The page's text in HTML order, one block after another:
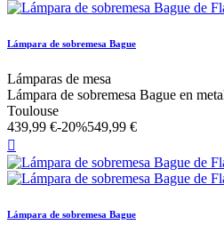
Lámpara de sobremesa Bague
Lámparas de mesa
Lámpara de sobremesa Bague en
Toulouse
439,99 €-20%549,99 €

Lámpara de sobremesa Bague